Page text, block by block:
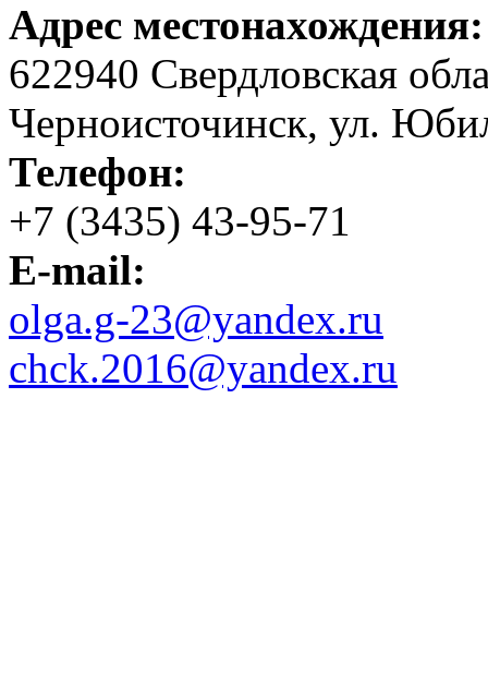
Адрес
622940 Свердловская
Черноисточинск, ул.
Телефон:
+7 (3435) 43-95-71
E-mail:
olga.g-23@yandex.ru
chck.2016@yandex.ru